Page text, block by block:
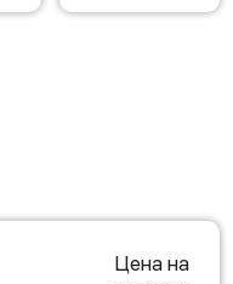
Цена на